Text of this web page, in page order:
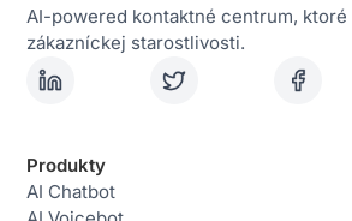
AI-powered kontaktné centrum, ktoré
zákazníckej starostlivosti.
Produkty
AI Chatbot